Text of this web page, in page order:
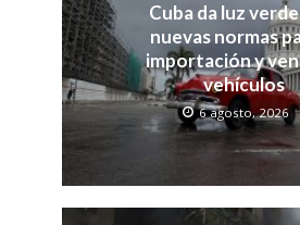
Cuba da luz verde
nuevas normas
importación y
vehículos
6 agosto, 2026